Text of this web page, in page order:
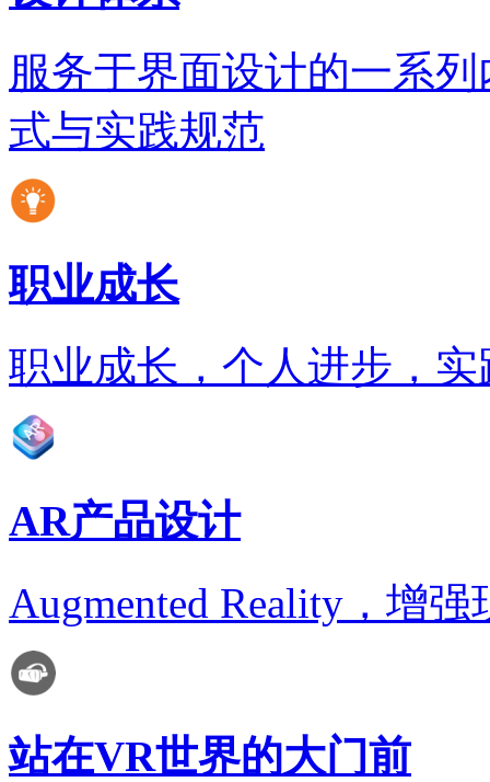
服务于界面设计的一系
式与实践规范
职业成长
职业成长，个人进步，
AR产品设计
Augmented Reality，增
站在VR世界的大门前